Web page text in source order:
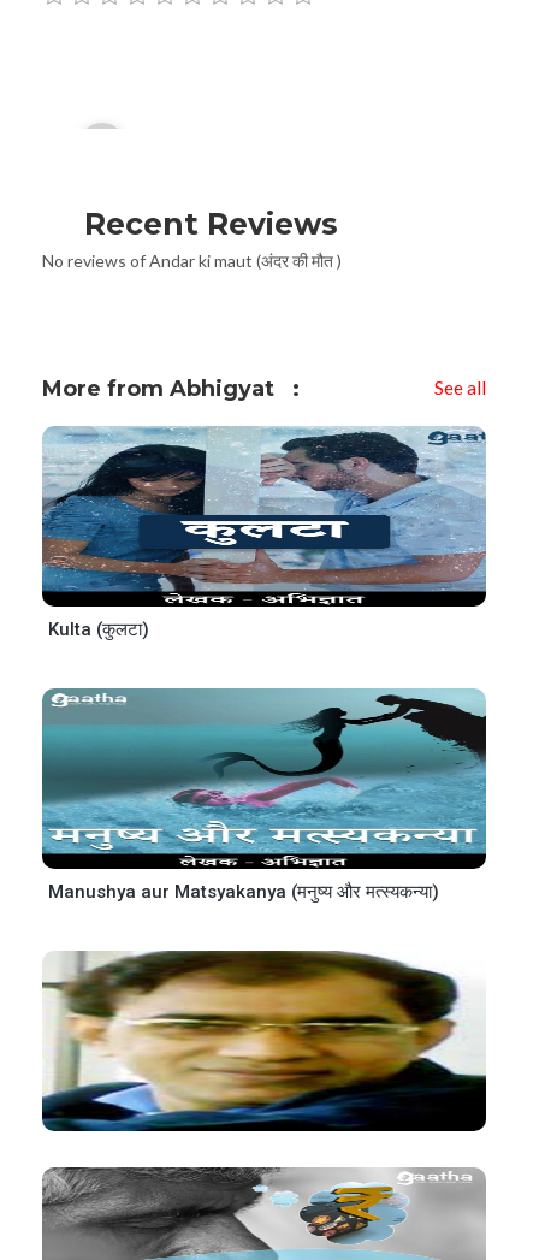
Player
Recent Reviews
No reviews of Andar ki maut (अंदर की मौत )
More from Abhigyat See all
Kulta (कुलटा)
Manushya aur Matsyakanya (मनुष्य और मत्स्यकन्या)